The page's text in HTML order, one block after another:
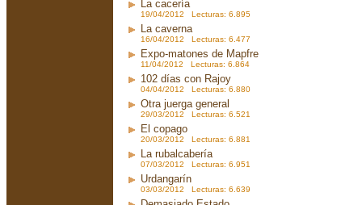
La cacería
19/04/2012 Lecturas: 6.895
La caverna
16/04/2012 Lecturas: 6.477
Expo-matones de Mapfre
11/04/2012 Lecturas: 6.864
102 días con Rajoy
04/04/2012 Lecturas: 6.880
Otra juerga general
29/03/2012 Lecturas: 6.521
El copago
20/03/2012 Lecturas: 6.881
La rubalcabería
07/03/2012 Lecturas: 6.951
Urdangarín
03/03/2012 Lecturas: 6.639